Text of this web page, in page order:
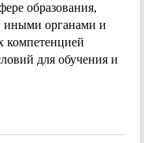
образования,
иными органами и
компетенцией
для обучения и